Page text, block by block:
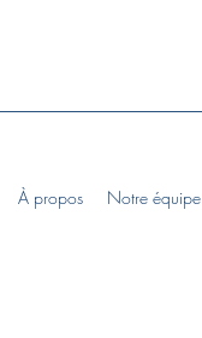
À propos Notre équipe